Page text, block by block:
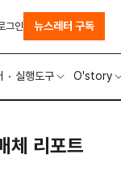
실행도구 O'story
그인 뉴스레터 구독
체 리포트